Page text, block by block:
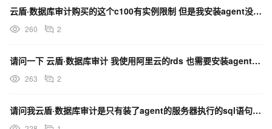
云盾·数据库审计购买的这个c100有实例限制 但是我安装agent没有数量限制吧？
260 2
请问一下 云盾·数据库审计 我使用阿里云的rds 也需要安装agent吗？
263 2
请问我云盾·数据库审计是只有装了agent的服务器执行的sql语句才会被记录吗？